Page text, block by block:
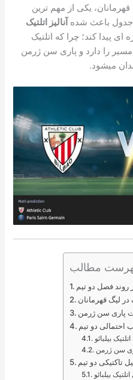
یکی از مهم ترین
باعث شده آنالیز اتلتیک
ای پیدا کند؛ چرا که اتلتیک
مسیر را دارد و پاری سن ژرمن
میشود.
مطالب
روند فصل دو تیم
در لیگ قهرمانان
پاری سن ژرمن
احتمالی دو تیم
بیلبائو
سن ژرمن
تاکتیکی دو تیم
بیلبائو